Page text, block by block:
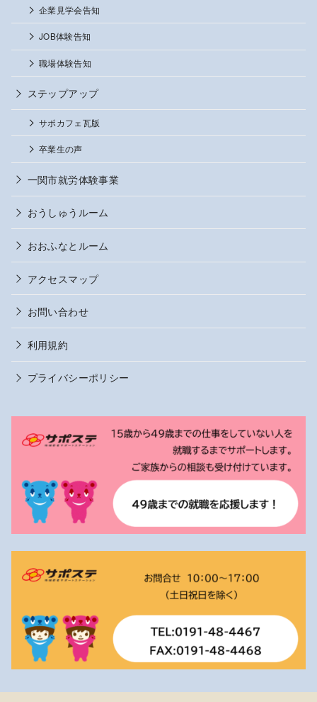
企業見学会告知
JOB体験告知
職場体験告知
ステップアップ
サポカフェ瓦版
卒業生の声
一関市就労体験事業
おうしゅうルーム
おおふなとルーム
アクセスマップ
お問い合わせ
利用規約
プライバシーポリシー